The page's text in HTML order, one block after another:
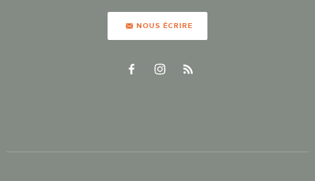
NOUS ÉCRIRE